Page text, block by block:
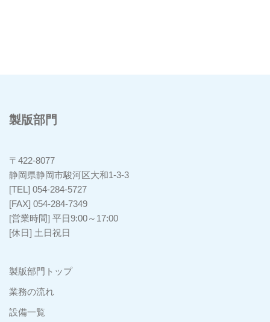
製版部門
〒422-8077
静岡県静岡市駿河区大和1-3-3
[TEL] 054-284-5727
[FAX] 054-284-7349
[営業時間] 平日9:00～17:00
[休日] 土日祝日
製版部門トップ
業務の流れ
設備一覧